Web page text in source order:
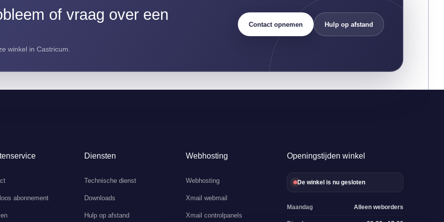
of vraag over een
winkel in Castricum.
Contact opnemen Hulp op afstand
abonnement
Diensten
Technische dienst
Downloads
Hulp op afstand
Webhosting
Webhosting
Xmail webmail
Xmail controlpanels
Openingstijden winkel
De winkel is nu gesloten
Maandag Alleen weborders